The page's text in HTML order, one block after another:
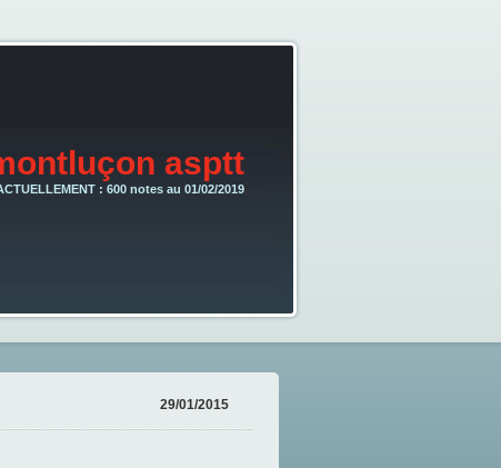
asptt
: 600 notes au 01/02/2019
29/01/2015